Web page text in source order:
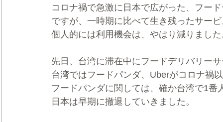
CRMブランディング® デジタルマーケティングブランデ
コロナ禍で急激に日本で広がった、フー
ですが、一時期に比べて生き残ったサー
個人的には利用機会は、やはり減りまし
先日、台湾に滞在中にフードデリバリー
台湾ではフードパンダ、Uberがコロナ禍
フードパンダに関しては、確か台湾で1番
日本は早期に撤退していきました。